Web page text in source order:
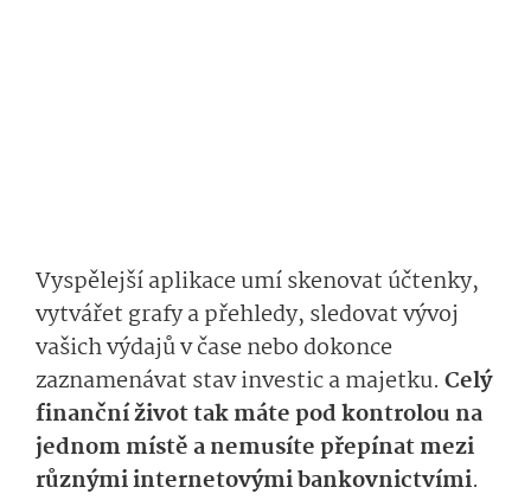
Vyspělejší aplikace umí skenovat účtenky,
vytvářet grafy a přehledy, sledovat vývoj
vašich výdajů v čase nebo dokonce
zaznamenávat stav investic a majetku. Celý
finanční život tak máte pod kontrolou na
jednom místě a nemusíte přepínat mezi
různými internetovými bankovnictvími.